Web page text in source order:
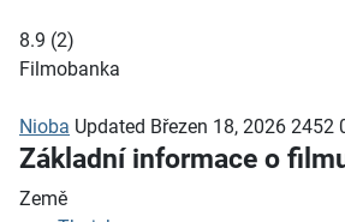
8.9 (2)
Filmobanka
Nioba Updated Březen 18, 2026 2452
Základní informace o
Země